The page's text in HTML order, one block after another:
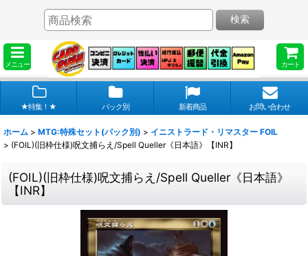
メニュー カート
検索
★特集！★ パック別 新着商品 お問い合わせ
ホーム > MTG:特殊セット(パック別) > イニストラード・リマスター FOIL
> (FOIL)(旧枠仕様)呪文捕らえ/Spell Queller《日本語》【INR】
(FOIL)(旧枠仕様)呪文捕らえ/Spell Queller《日本語》
【INR】